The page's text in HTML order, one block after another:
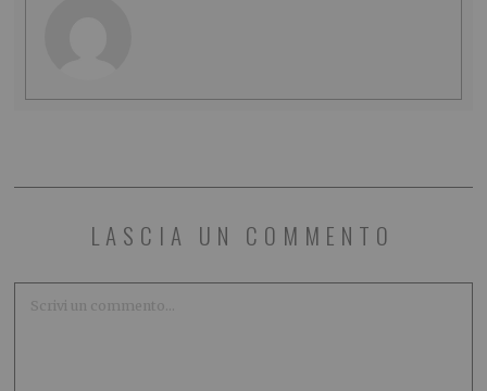
LASCIA UN COMMENTO